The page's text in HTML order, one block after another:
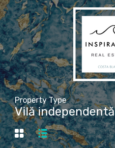
Property Type
Vilă independentă